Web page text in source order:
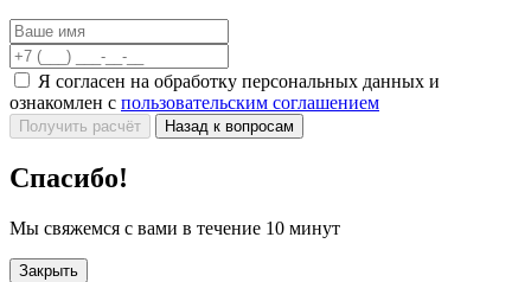
Я согласен на обработку персональных данных и
ознакомлен с пользовательским соглашением
Получить расчёт Назад к вопросам
Спасибо!
Мы свяжемся с вами в течение 10 минут
Закрыть